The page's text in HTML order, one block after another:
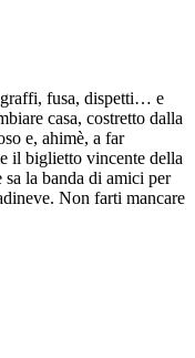
graffi, fusa, dispetti… e
casa, costretto dalla
e, ahimè, a far
il biglietto vincente della
la banda di amici per
Non farti mancare